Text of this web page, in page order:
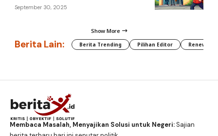
September 30, 2025
Show More
Berita Lain: Berita Trending Pilihan Editor
Membaca Masalah, Menyajikan Solusi untuk Negeri:Sajian